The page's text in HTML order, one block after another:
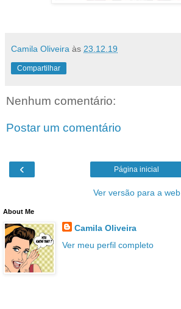
Camila Oliveira às 23.12.19
Compartilhar
Nenhum comentário:
Postar um comentário
‹ Página inicial
Ver versão para a web
About Me
Camila Oliveira
Ver meu perfil completo